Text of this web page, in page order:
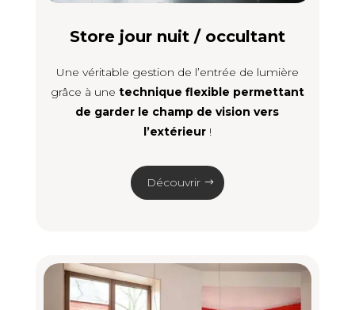
Store jour nuit / occultant
Une véritable gestion de l’entrée de lumière
grâce à une technique flexible permettant
de garder le champ de vision vers
l’extérieur!
Découvrir